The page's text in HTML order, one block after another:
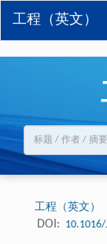
工程（英文）
工程（英文）
DOI: 10.1016/